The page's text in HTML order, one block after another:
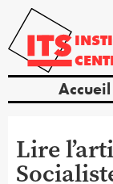
Accueil
Lire